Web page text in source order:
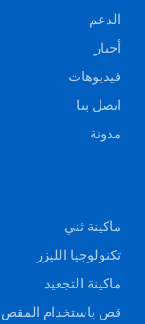
الدعم
أخبار
فيديوهات
اتصل بنا
مدونة
ماكينة ثني
تكنولوجيا الليزر
ماكينة التجعيد
قص باستخدام المقص